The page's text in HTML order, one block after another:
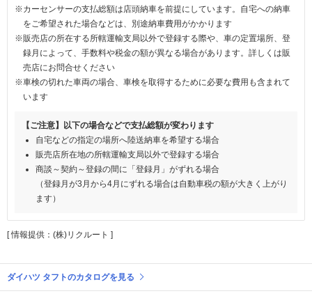
※カーセンサーの支払総額は店頭納車を前提にしています。自宅への納車
をご希望された場合などは、別途納車費用がかかります
※販売店の所在する所轄運輸支局以外で登録する際や、車の定置場所、登
録月によって、手数料や税金の額が異なる場合があります。詳しくは販
売店にお問合せください
※車検の切れた車両の場合、車検を取得するために必要な費用も含まれて
います
【ご注意】以下の場合などで支払総額が変わります
自宅などの指定の場所へ陸送納車を希望する場合
販売店所在地の所轄運輸支局以外で登録する場合
商談～契約～登録の間に「登録月」がずれる場合
（登録月が3月から4月にずれる場合は自動車税の額が大きく上がり
ます）
[ 情報提供：(株)リクルート ]
ダイハツ タフトのカタログを見る